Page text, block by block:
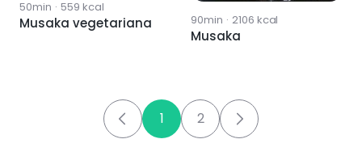
50min · 559 kcal
Musaka vegetariana 90min · 2106 kcal
Musaka
1 2